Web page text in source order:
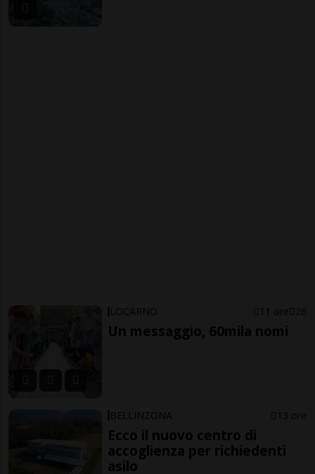
LOCARNO 11 ore 26
Un messaggio, 60mila nomi
BELLINZONA 13 ore
Ecco il nuovo centro di
accoglienza per richiedenti
asilo